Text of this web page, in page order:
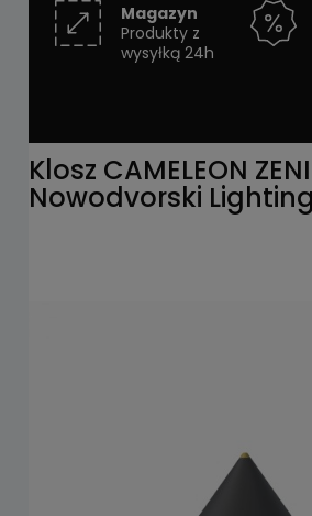
Magazyn
Produkty z
wysyłką 24h
Klosz CAMELEON
Nowodvorski Lighting